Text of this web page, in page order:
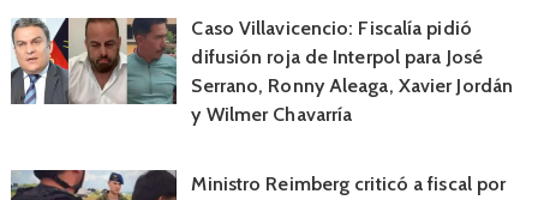
Caso Villavicencio: Fiscalía pidió
difusión roja de Interpol para José
Serrano, Ronny Aleaga, Xavier Jordán
y Wilmer Chavarría
Ministro Reimberg criticó a fiscal por